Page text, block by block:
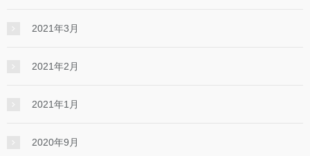
2021年3月
2021年2月
2021年1月
2020年9月